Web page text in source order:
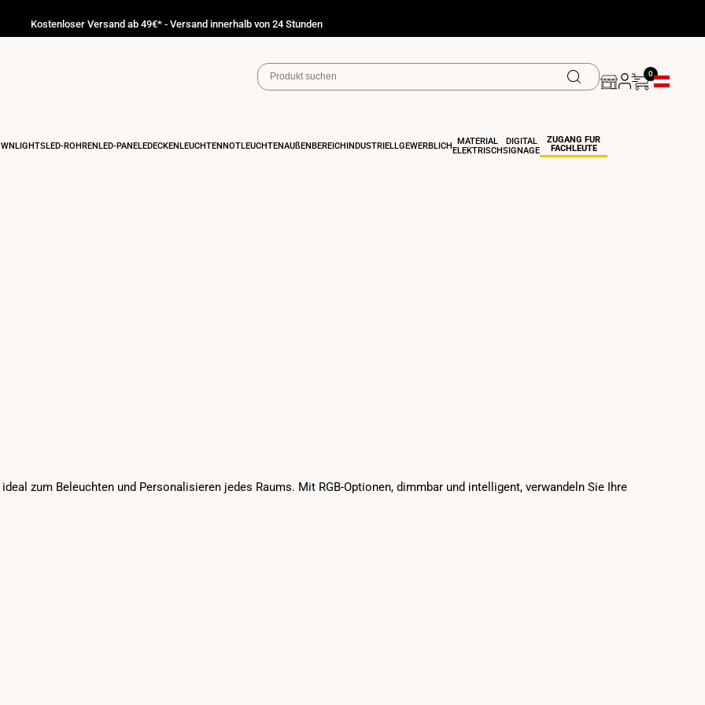
Kostenloser Versand ab 49€* - Versand innerhalb von 24 Stunden
0
LED-RÖHRENLED-PANELEDECKENLEUCHTENNOTLEUCHTENAUßENBEREICHINDUSTRIELL GEWERBLICH MATERIAL
ELEKTRISCH
DIGITAL
SIGNAGE
ZUGANG FÜR
FACHLEUTE
zum Beleuchten und Personalisieren jedes Raums. Mit RGB-Optionen, dimmbar und intelligent, verwandeln Sie Ihre